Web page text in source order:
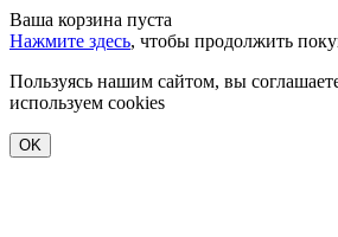
Ваша корзина пуста
Нажмите здесь, чтобы продолжить
Пользуясь нашим сайтом, вы
используем cookies
OK